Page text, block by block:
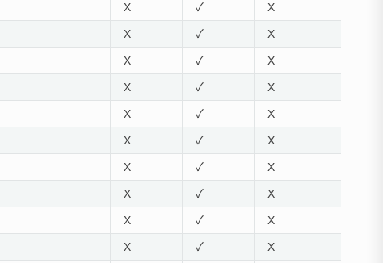
X ✓ X
X ✓ X
X ✓ X
X ✓ X
X ✓ X
X ✓ X
X ✓ X
X ✓ X
X ✓ X
X ✓ X